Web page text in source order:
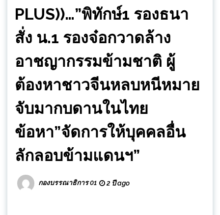
PLUS))…”พิทักษ์1 รองธนา
สั่ง น.1 รองจ๋อกวาดล้าง
อาชญากรรมข้ามชาติ ผู้
ต้องหาชาวจีนหลบหนีหมาย
จับมากบดานในไทย
ข้อหา”จัดการให้บุคคลอื่น
ลักลอบข้ามแดนฯ”
กองบรรณาธิการ 01 2 ปี ago